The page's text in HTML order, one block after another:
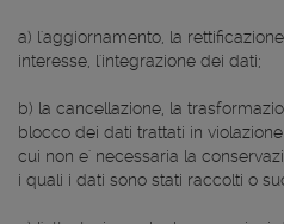
a) l'aggiornamento, la
interesse, l'integrazione dei dati;
b) la cancellazione, la
blocco dei dati trattati in
cui non e' necessaria la
i quali i dati sono stati raccolti o